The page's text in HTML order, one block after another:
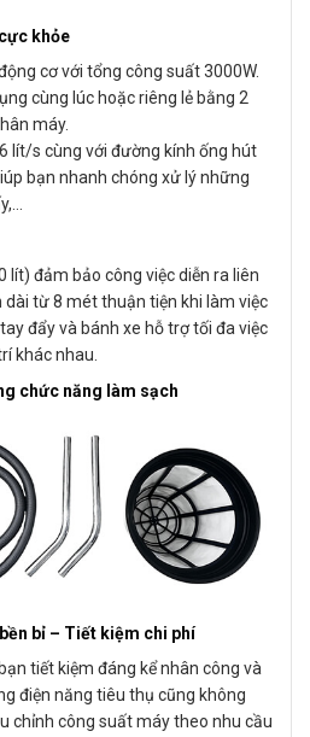
khỏe
cơ với tổng công suất 3000W.
cùng lúc hoặc riêng lẻ bằng 2
máy.
lít/s cùng với đường kính ống hút
bạn nhanh chóng xử lý những
lít) đảm bảo công việc diễn ra liên
dài từ 8 mét thuận tiện khi làm việc
đẩy và bánh xe hỗ trợ tối đa việc
khác nhau.
chức năng làm sạch
bỉ – Tiết kiệm chi phí
tiết kiệm đáng kể nhân công và
điện năng tiêu thụ cũng không
chỉnh công suất máy theo nhu cầu